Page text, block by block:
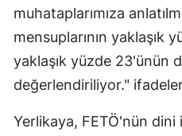
muhataplarımıza
mensuplarının yaklaşık
yaklaşık yüzde 23'ünün
değerlendiriliyor."
Yerlikaya, FETÖ'nün